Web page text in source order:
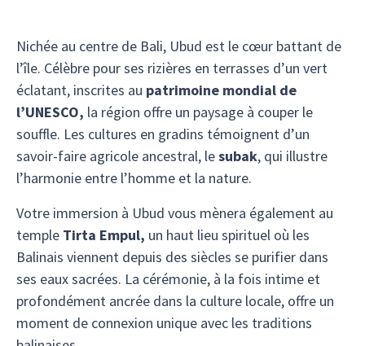
Nichée au centre de Bali, Ubud est le cœur battant de
l’île. Célèbre pour ses rizières en terrasses d’un vert
éclatant, inscrites au patrimoine mondial de
l’UNESCO, la région offre un paysage à couper le
souffle. Les cultures en gradins témoignent d’un
savoir-faire agricole ancestral, lesubak, qui illustre
l’harmonie entre l’homme et la nature.
Votre immersion à Ubud vous mènera également au
temple Tirta Empul, un haut lieu spirituel où les
Balinais viennent depuis des siècles se purifier dans
ses eaux sacrées. La cérémonie, à la fois intime et
profondément ancrée dans la culture locale, offre un
moment de connexion unique avec les traditions